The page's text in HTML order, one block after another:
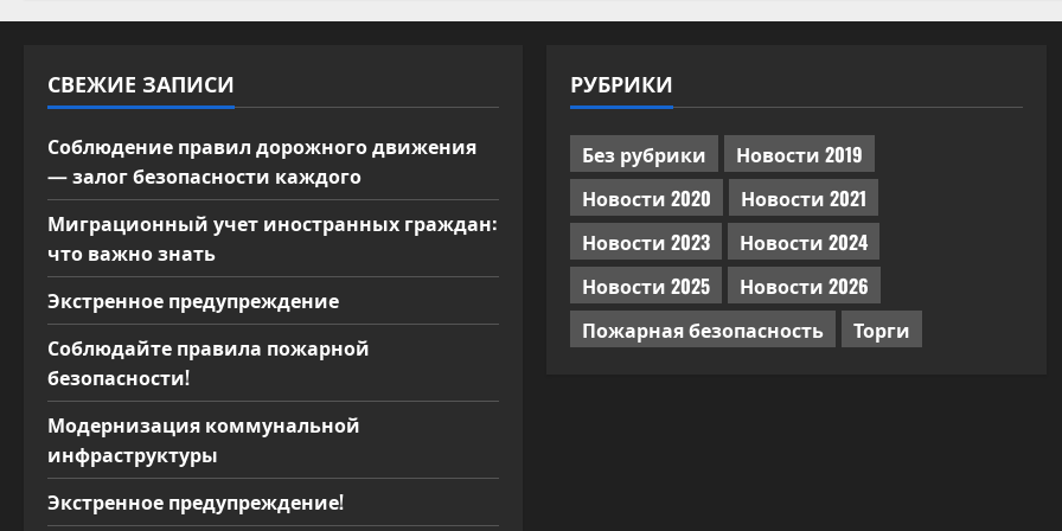
з
а
п
и
с
я
м
СВЕЖИЕ ЗАПИСИ
Соблюдение правил дорожного движения
— залог безопасности каждого
Миграционный учет иностранных граждан:
что важно знать
Экстренное предупреждение
Соблюдайте правила пожарной
безопасности!
Модернизация коммунальной
инфраструктуры
Экстренное предупреждение!
РУБРИКИ
Без рубрики
Новости 2019
Новости 2020
Новости 2021
Новости 2023
Новости 2024
Новости 2025
Новости 2026
Пожарная безопасность
Торги